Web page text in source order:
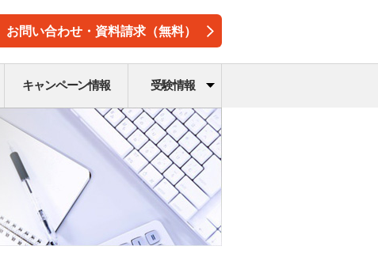
お問い合わせ・資料請求（無料）
キャンペーン情報 受験情報